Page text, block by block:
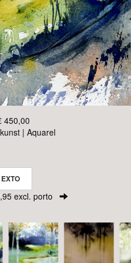
450,00
| Aquarel
excl. porto